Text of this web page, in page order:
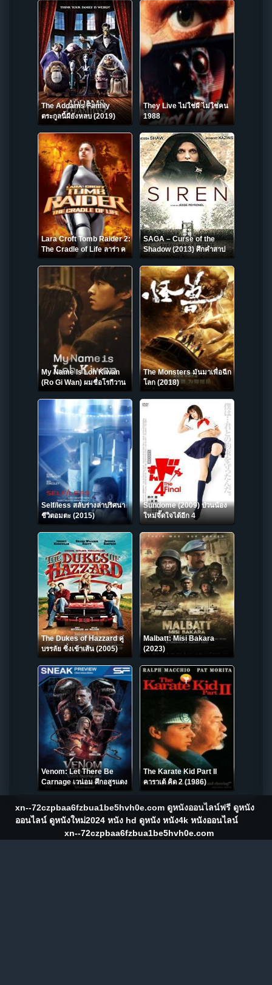
The Addams Family
ตระกูลนี้ผียังหลบ (2019)
They Live ไม่ใช่ผี ไม่ใช่คน
1988
Lara Croft Tomb Raider 2:
The Cradle of Life ลาร่า ค
รอฟท์ ทูมเรเดอร์ ภาค 2: กู้
วิกฤตล่ากล่องปริศนา (2003)
SAGA – Curse of the
Shadow (2013) ศึกคำสาป
มรณะ
My Name Is Loh Kiwan
(Ro Gi Wan) ผมชื่อโรกีวาน
(2024) NETFLIX
The Monsters มันมาเพื่อฉีก
โลก (2018)
Self/less สลับร่างล่าปริศนา
ชีวิตอมตะ (2015)
Sundome (2009) ป่วนน้อง
ใหม่จี๊ดใจได้อีก 4
The Dukes of Hazzard คู่
บรรลัย ซิ่งเข้าเส้น (2005)
Malbatt: Misi Bakara
(2023)
Venom: Let There Be
Carnage เวน่อม ศึกอสูรแดง
เดือด (2021)
The Karate Kid Part II
คาราเต้ คิด 2 (1986)
xn--72czpbaa6fzbua1be5hvh0e.com ดูหนังออนไลน์ฟรี ดูหนัง
ออนไลน์ ดูหนังใหม่2024 หนัง hd ดูหนัง หนัง4k หนังออนไลน์
xn--72czpbaa6fzbua1be5hvh0e.com